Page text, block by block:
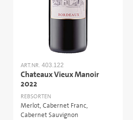
ART.NR. 403.122
Chateaux Vieux Manoir
2022
REBSORTEN
Merlot, Cabernet Franc,
Cabernet Sauvignon